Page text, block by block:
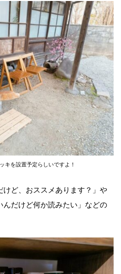
キを設置予定らしいですよ！
けど、おススメあります？」や
んだけど何か読みたい」などの